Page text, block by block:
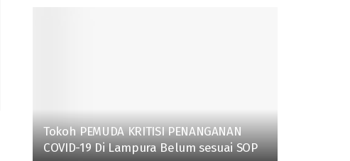
Tokoh PEMUDA KRITISI PENANGANAN
COVID-19 Di Lampura Belum sesuai SOP